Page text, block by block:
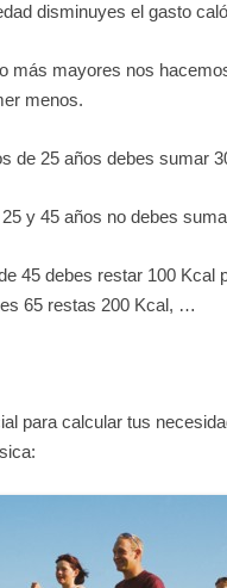
disminuyes el gasto
más mayores nos
menos.
de 25 años debes sumar
y 45 años no debes
45 debes restar 100 Kcal
65 restas 200 Kcal, …
para calcular tus